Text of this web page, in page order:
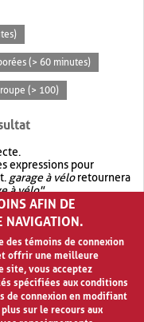
(> 60 minutes)
(> 100)
expressions pour
garage à véloretournera
à vélo".
avec OR.garage OR vélo
quegarage à vélo
AFIN DE
NAVIGATION.
des témoins de connexion
offrir une meilleure
site, vous acceptez
spécifiées aux conditions
de connexion en modifiant
sur le recours aux